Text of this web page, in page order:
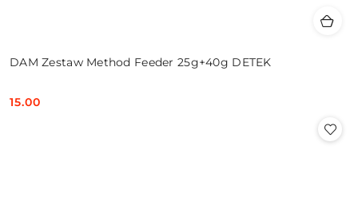
DAM Zestaw Method Feeder 25g+40g DETEK
Cena:
15.00